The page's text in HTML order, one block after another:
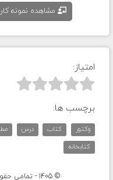
مشاهده نمونه
امتیاز:



برچسب ها:
وکتور کتاب درس
کتابخانه
© 1405 - تمامی حقوق برای میهن طرح محفوظ است.